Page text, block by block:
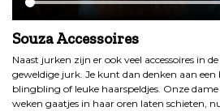
Souza Accessoires
Naast jurken zijn er ook veel accessoires in
geweldige jurk. Je kunt dan denken aan een
blingbling of leuke haarspeldjes. Onze
weken gaatjes in haar oren laten schieten,